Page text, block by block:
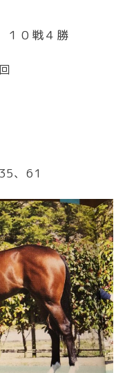
１０戦４勝
、61